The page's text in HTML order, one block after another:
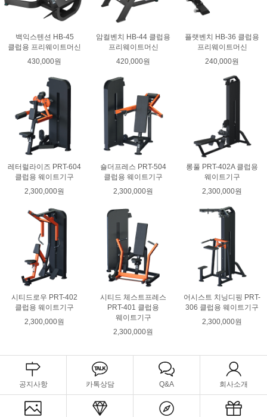
백익스텐션 HB-45
클럽용 프리웨이트머신
430,000원
암컬벤치 HB-44 클럽용
프리웨이트머신
420,000원
플랫벤치 HB-36 클럽용
프리웨이트머신
240,000원
레터럴라이즈 PRT-604
클럽용 웨이트기구
2,300,000원
숄더프레스 PRT-504
클럽용 웨이트기구
2,300,000원
롱풀 PRT-402A 클럽용
웨이트기구
2,300,000원
시티드로우 PRT-402
클럽용 웨이트기구
2,300,000원
시티드 체스트프레스
PRT-401 클럽용
웨이트기구
2,300,000원
어시스트 치닝디핑 PRT-
306 클럽용 웨이트기구
2,300,000원
공지사항 카톡상담 Q&A 회사소개